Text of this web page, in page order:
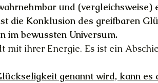
und (vergleichsweise)
die Konklusion des greifbaren
im bewussten Universum.
mit ihrer Energie. Es ist ein
genannt wird, kann es